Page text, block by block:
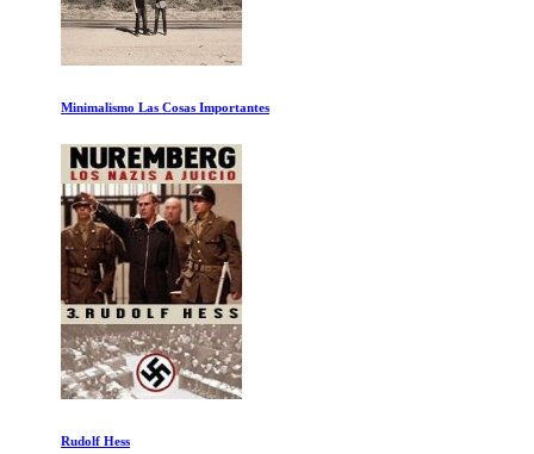
Minimalismo Las Cosas Importantes
Rudolf Hess